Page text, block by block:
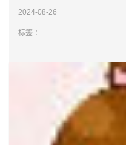
2024-08-26
标签 ：